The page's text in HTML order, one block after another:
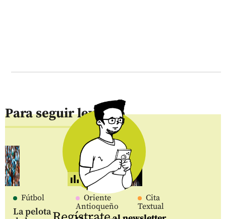
Para seguir leyendo
Fútbol
La pelota
Oriente
Antioqueño
Cita
Textual